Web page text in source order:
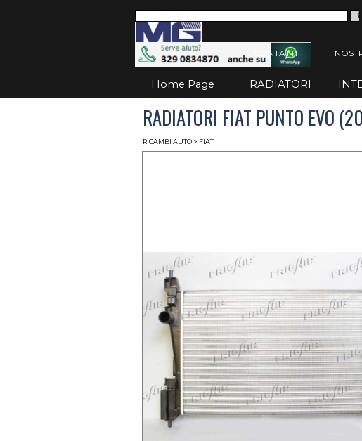
Salta menù
CONTATTI
Home Page RADIATORI
RADIATORI FIAT PUNTO EVO
RICAMBI AUTO > FIAT